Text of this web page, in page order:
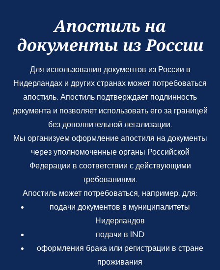
Апостиль на
документы из России
Для использования документов из России в
Нидерландах и других странах может потребоваться
апостиль. Апостиль подтверждает подлинность
документа и позволяет использовать его за границей
без дополнительной легализации.
Мы организуем оформление апостиля на документы
через уполномоченные органы Российской
Федерации в соответствии с действующими
требованиями.
Апостиль может потребоваться, например, для:
подачи документов в муниципалитеты
Нидерландов
подачи в IND
оформления брака или регистрации в стране
проживания